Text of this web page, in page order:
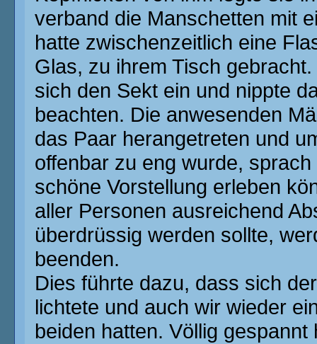
verband die Manschetten mit
hatte zwischenzeitlich eine
Glas, zu ihrem Tisch
sich den Sekt ein und nippte
beachten. Die anwesenden
das Paar herangetreten und
offenbar zu eng wurde,
schöne Vorstellung erleben
aller Personen ausreichend
überdrüssig werden sollte,
beenden.
Dies führte dazu, dass sich
lichtete und auch wir wieder
beiden hatten. Völlig